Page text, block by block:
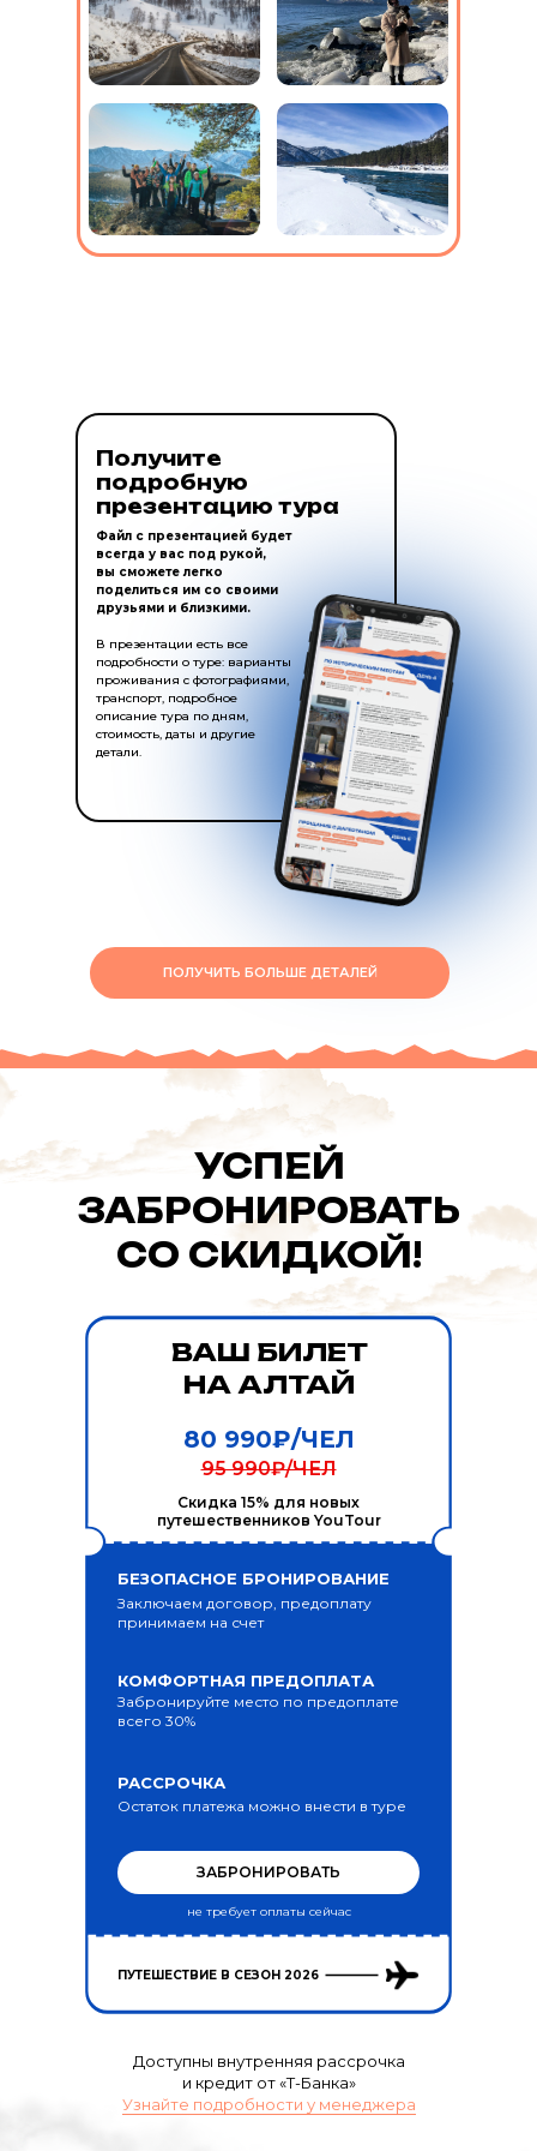
Получите
подробную
презентацию тура
Файл с презентацией будет
всегда у вас под рукой,
вы сможете легко
поделиться им со своими
друзьями и близкими.
В презентации есть все
подробности о туре: варианты
проживания с фотографиями,
транспорт, подробное
описание тура по дням,
стоимость, даты и другие
детали.
ПОЛУЧИТЬ БОЛЬШЕ ДЕТАЛЕЙ
УСПЕЙ
ЗАБРОНИРОВАТЬ
СО СКИДКОЙ!
не требует оплаты сейчас
ЗАБРОНИРОВАТЬ
80 990₽/ЧЕЛ
95 990₽/ЧЕЛ
Скидка 15% для новых
путешественников YouTour
Остаток платежа можно внести в туре
РАССРОЧКА
Забронируйте место по предоплате
всего 30%
КОМФОРТНАЯ ПРЕДОПЛАТА
Заключаем договор, предоплату
принимаем на счет
БЕЗОПАСНОЕ БРОНИРОВАНИЕ
ВАШ БИЛЕТ
НА АЛТАЙ
ПУТЕШЕСТВИЕ В СЕЗОН 2026
Доступны внутренняя рассрочка
и кредит от «Т-Банка»
Узнайте подробности у менеджера